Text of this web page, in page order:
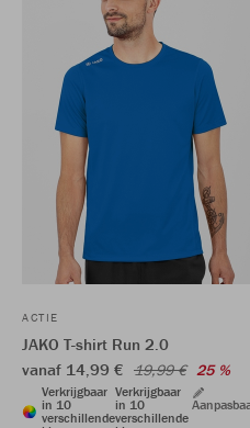
ACTIE
JAKO T-shirt Run 2.0
vanaf 14,99 € 19,99 € 25 %
Verkrijgbaar
in 10
verschillende
Verkrijgbaar
in 10
verschillende